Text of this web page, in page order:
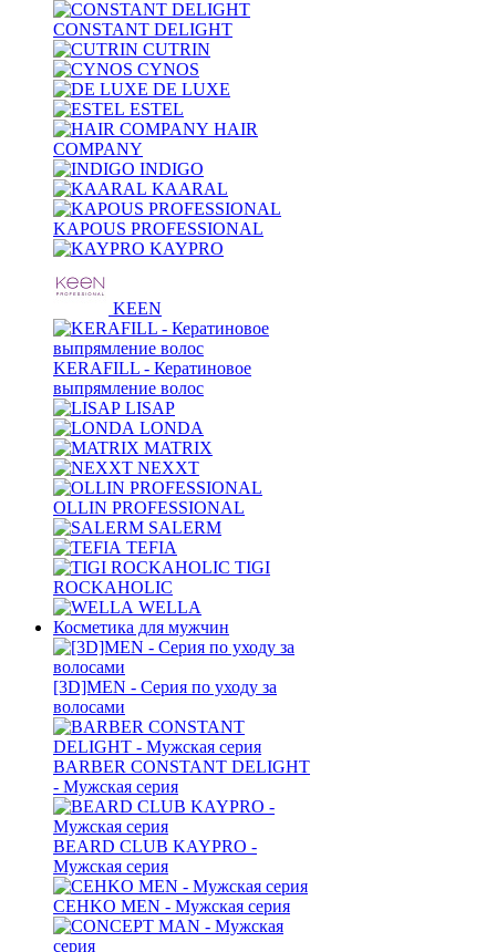
CONSTANT DELIGHT
CUTRIN
CYNOS
DE LUXE
ESTEL
HAIR
COMPANY
INDIGO
KAARAL
KAPOUS PROFESSIONAL
KAYPRO
KEEN
KERAFILL - Кератиновое
выпрямление волос
LISAP
LONDA
MATRIX
NEXXT
OLLIN PROFESSIONAL
SALERM
TEFIA
TIGI
ROCKAHOLIC
WELLA
Косметика для мужчин
[3D]MEN - Серия по уходу за
волосами
BARBER CONSTANT DELIGHT
- Мужская серия
BEARD CLUB KAYPRO -
Мужская серия
CEHKO MEN - Мужская серия